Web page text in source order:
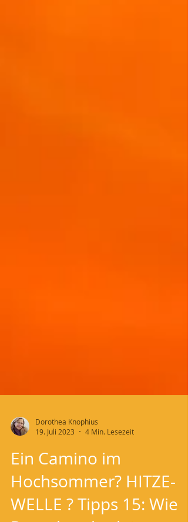
Dorothea Knophius
19. Juli 2023
4 Min. Lesezeit
Ein Camino im
Hochsommer? HITZE-